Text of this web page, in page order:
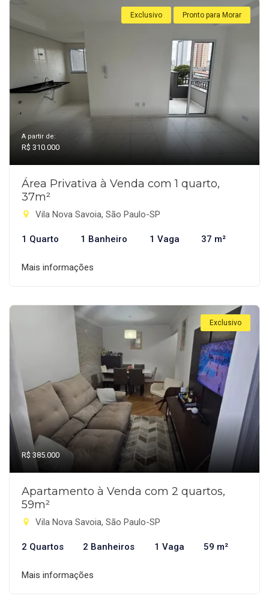
Exclusivo Pronto para Morar
A partir de:
R$ 310.000
Área Privativa à Venda com 1 quarto,
37m²
Vila Nova Savoia, São Paulo-SP
1 Quarto 1 Banheiro 1 Vaga 37 m²
Mais informações
Exclusivo
R$ 385.000
Apartamento à Venda com 2 quartos,
59m²
Vila Nova Savoia, São Paulo-SP
2 Quartos 2 Banheiros 1 Vaga 59 m²
Mais informações